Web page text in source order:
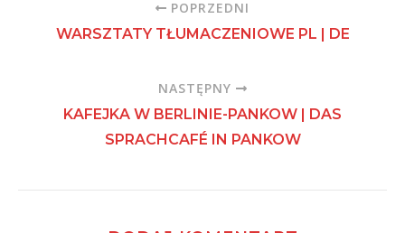
POPRZEDNI
WARSZTATY TŁUMACZENIOWE PL | DE
NASTĘPNY
KAFEJKA W BERLINIE-PANKOW | DAS
SPRACHCAFÉ IN PANKOW